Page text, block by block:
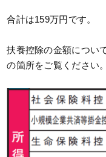
合計は159万円です。
扶養控除の金額につい
の箇所をご覧ください。